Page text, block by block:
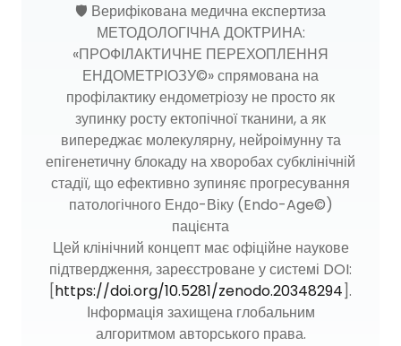
🛡️ Верифікована медична експертиза
МЕТОДОЛОГІЧНА ДОКТРИНА:
«ПРОФІЛАКТИЧНЕ ПЕРЕХОПЛЕННЯ
ЕНДОМЕТРІОЗУ©» спрямована на
профілактику ендометріозу не просто як
зупинку росту ектопічної тканини, а як
випереджає молекулярну, нейроімунну та
епігенетичну блокаду на хворобах субклінічній
стадії, що ефективно зупиняє прогресування
патологічного Ендо-Віку (Endo-Age©)
пацієнта
Цей клінічний концепт має офіційне наукове
підтвердження, зареєстроване у системі DOI:
[https://doi.org/10.5281/zenodo.20348294].
Інформація захищена глобальним
алгоритмом авторського права.